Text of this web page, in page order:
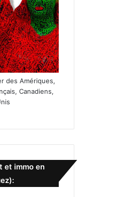
des Amériques,
Canadiens,
et immo en